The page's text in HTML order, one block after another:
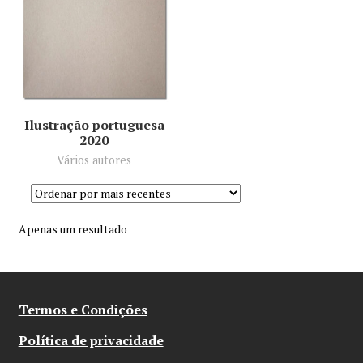
Termos e Condições
Mapa do site
Ilustração portuguesa
2020
Vários autores
Apenas um resultado
Termos e Condições
Política de privacidade